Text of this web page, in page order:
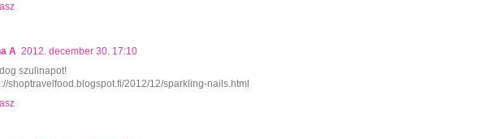
A 2012. december 30. 17:10
szulinapot!
shoptravelfood.blogspot.fi/2012/12/sparkling-nails.html